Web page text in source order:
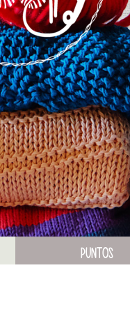
PUNTOS